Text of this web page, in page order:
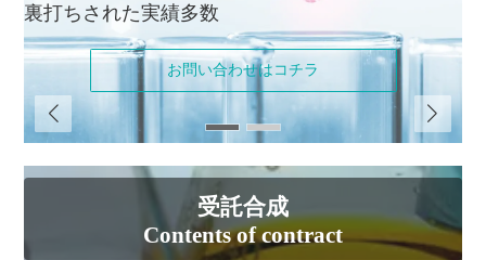
裏打ちされた実績多数
お問い合わせはコチラ
【ラボの空き状況】8月
実験室が込み合ってまいりました。
10月以降のご依頼に関しましては、
お見積り等の依頼をお早めにお願いいたします。
受託合成
Contents of contract